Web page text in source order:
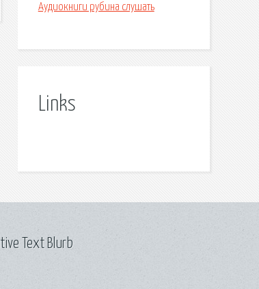
Аудиокниги рубина слушать
Links
Text Blurb